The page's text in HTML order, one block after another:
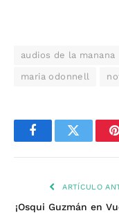
audios de la manana
maria odonnell
FacebookTwitter
ARTÍCULO
¡Osqui Guzmán en